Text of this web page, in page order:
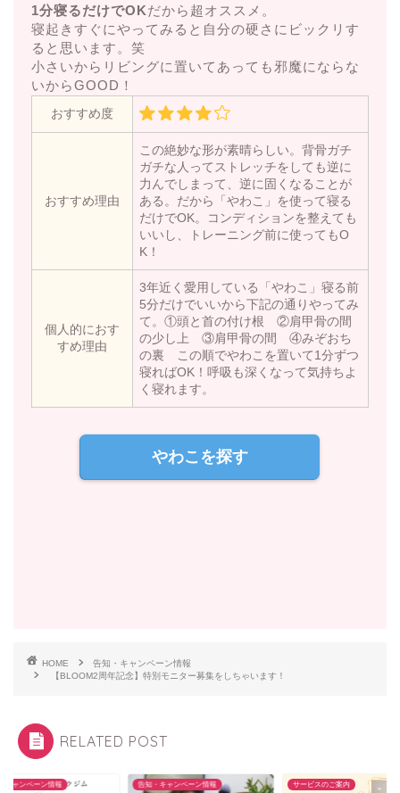
1分寝るだけでOKだから超オススメ。
寝起きすぐにやってみると自分の硬さにビックリす
ると思います。笑
小さいからリビングに置いてあっても邪魔にならな
いからGOOD！
おすすめ度
おすすめ理由
この絶妙な形が素晴らしい。背骨ガチ
ガチな人ってストレッチをしても逆に
力んでしまって、逆に固くなることが
ある。だから「やわこ」を使って寝る
だけでOK。コンディションを整えても
いいし、トレーニング前に使ってもO
K！
個人的におす
すめ理由
3年近く愛用している「やわこ」寝る前
5分だけでいいから下記の通りやってみ
て。①頭と首の付け根 ②肩甲骨の間
の少し上 ③肩甲骨の間 ④みぞおち
の裏 この順でやわこを置いて1分ずつ
寝ればOK！呼吸も深くなって気持ちよ
く寝れます。
やわこを探す
HOME
告知・キャンペーン情報
【BLOOM2周年記念】特別モニター募集をしちゃいます！
RELATED POST
キャンペーン情報 サービスのご案内 告知・キャンペーン情報